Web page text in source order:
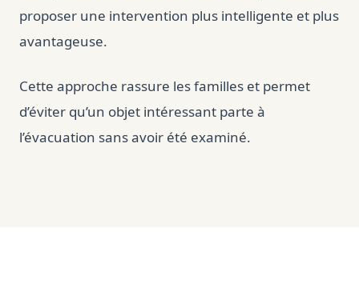
proposer une intervention plus intelligente et plus
avantageuse.
Cette approche rassure les familles et permet
d’éviter qu’un objet intéressant parte à
l’évacuation sans avoir été examiné.